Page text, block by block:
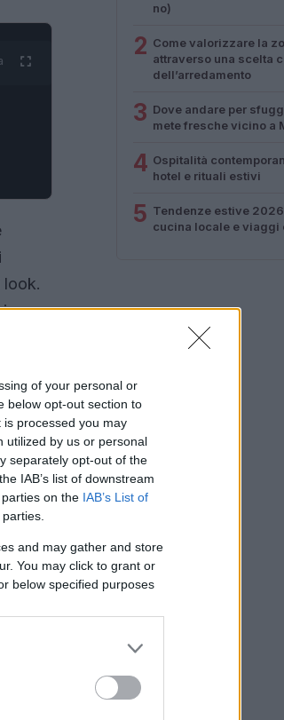
of your personal or
below opt-out section to
processed you may
utilized by us or personal
separately opt-out of the
IAB’s list of downstream
on the IAB’s List of
and may gather and store
You may click to grant or
below specified purposes
look.
no)
2 Come valorizzare la
attraverso una scelta
dell’arredamento
3 Dove andare per
mete fresche vicino a
4 Ospitalità
hotel e rituali estivi
5 Tendenze estive
cucina locale e viaggi